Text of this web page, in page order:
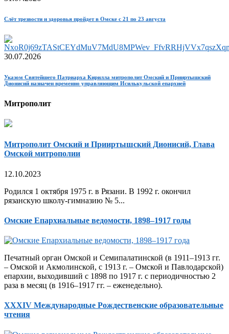
Слёт трезвости и здоровья пройдет в Омске с 21 по 23 августа
30.07.2026
Указом Святейшего Патриарха Кирилла митрополит Омский и Прииртышский
Дионисий назначен временно управляющим Исилькульской епархией
Митрополит
Митрополит Омский и Прииртышский Дионисий, Глава
Омской митрополии
12.10.2023
Родился 1 октября 1975 г. в Рязани. В 1992 г. окончил
рязанскую школу-гимназию № 5...
Омские Епархиальные ведомости, 1898–1917 годы
Печатный орган Омской и Семипалатинской (в 1911–1913 гг.
– Омской и Акмолинской, с 1913 г. – Омской и Павлодарской)
епархии, выходивший с 1898 по 1917 г. с периодичностью 2
раза в месяц (в 1916–1917 гг. – еженедельно).
XXXIV Международные Рождественские образовательные
чтения